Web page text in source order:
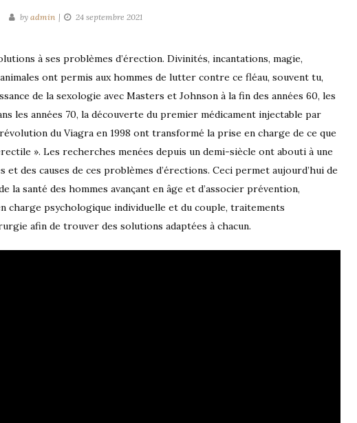
by admin 24 septembre 2021
à ses problèmes d’érection. Divinités, incantations, magie,
ont permis aux hommes de lutter contre ce fléau, souvent tu,
de la sexologie avec Masters et Johnson à la fin des années 60, les
les années 70, la découverte du premier médicament injectable par
du Viagra en 1998 ont transformé la prise en charge de ce que
». Les recherches menées depuis un demi-siècle ont abouti à une
des causes de ces problèmes d’érections. Ceci permet aujourd’hui de
la santé des hommes avançant en âge et d’associer prévention,
charge psychologique individuelle et du couple, traitements
afin de trouver des solutions adaptées à chacun.